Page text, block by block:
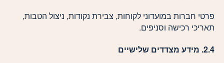
פרטי חברות במועדוני לקוחות, צבירת נקודות, ניצול הטבות,
תאריכי רכישה וסניפים.
2.4. מידע מצדדים שלישיים